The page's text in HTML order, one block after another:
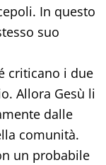
In questo
suo
criticano i due
Allora Gesù li
dalle
comunità.
un probabile